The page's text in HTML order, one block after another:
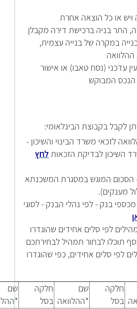
או כל הוצאה אחרת
התר בניה ברכישת דירה מקבלן
במקרה של בנייה עצמית,
עדכני (נסח טאבו) או אישור
הנכס המבוקש
לקבל בקבוצת הבינלאומי:
לזכאי משרד הבינוי והשיכון -
השיכון לבדיקת הזכאות לחץ
הסכום המוגש במסגרת המשכנתא
מענקים).
בנק - לפי נהלי הבנק - לסוגי
לפי סלים אחידים שהוגדרו
תוכלו לבחור תמהיל לבחירתכם
לפי סלים אחידים, כפי שהוגדרו
שם
ההלוואה*
חלקה
בסל
שם
ההלוואה*
חלקה
בסל